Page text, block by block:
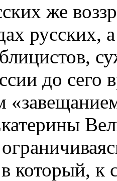
же
русских,
до сего
который, к